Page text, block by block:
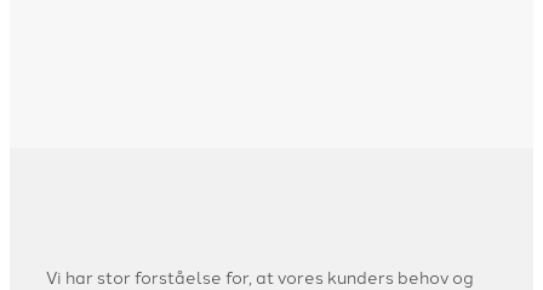
Vi har stor forståelse for, at vores kunders behov og